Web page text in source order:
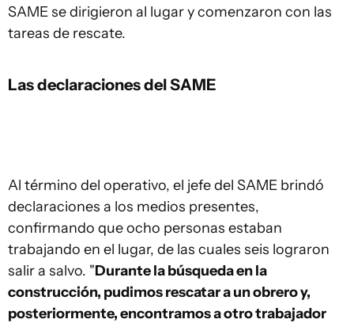
SAME se dirigieron al lugar y comenzaron con las
tareas de rescate.
Las declaraciones del SAME
Al término del operativo, el jefe del SAME brindó
declaraciones a los medios presentes,
confirmando que ocho personas estaban
trabajando en el lugar, de las cuales seis lograron
salir a salvo. "Durante la búsqueda en la
construcción, pudimos rescatar a un obrero y,
posteriormente, encontramos a otro trabajador